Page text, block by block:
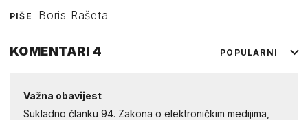
PIŠE Boris Rašeta
KOMENTARI 4 POPULARNI
Važna obavijest
Sukladno članku 94. Zakona o elektroničkim medijima,